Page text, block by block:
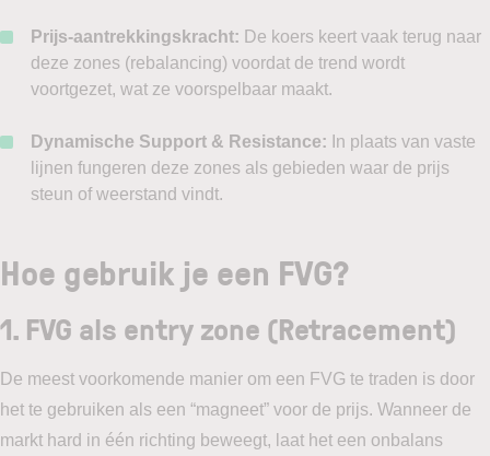
Prijs-aantrekkingskracht: De koers keert vaak terug naar
deze zones (rebalancing) voordat de trend wordt
voortgezet, wat ze voorspelbaar maakt.
Dynamische Support & Resistance: In plaats van vaste
lijnen fungeren deze zones als gebieden waar de prijs
steun of weerstand vindt.
Hoe gebruik je een FVG?
1. FVG als entry zone (Retracement)
De meest voorkomende manier om een FVG te traden is door
het te gebruiken als een “magneet” voor de prijs. Wanneer de
markt hard in één richting beweegt, laat het een onbalans